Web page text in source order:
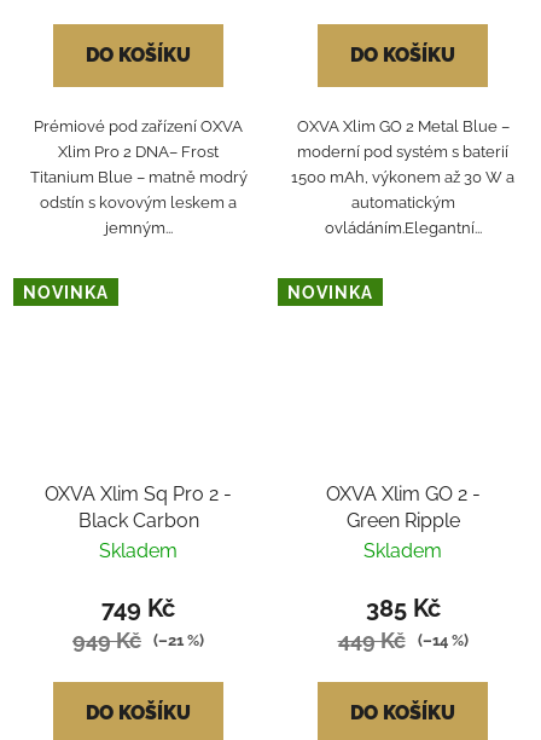
DO KOŠÍKU
Prémiové pod zařízení OXVA
Xlim Pro 2 DNA– Frost
Titanium Blue – matně modrý
odstín s kovovým leskem a
jemným...
DO KOŠÍKU
OXVA Xlim GO 2 Metal Blue –
moderní pod systém s baterií
1500 mAh, výkonem až 30 W a
automatickým
ovládáním.Elegantní...
NOVINKA
OXVA Xlim Sq Pro 2 -
Black Carbon
Skladem
749 Kč
949 Kč (–21 %)
DO KOŠÍKU
NOVINKA
OXVA Xlim GO 2 -
Green Ripple
Skladem
385 Kč
449 Kč (–14 %)
DO KOŠÍKU